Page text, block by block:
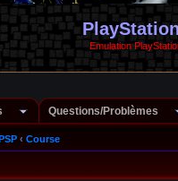
Emulation
Questions/Problèmes
‹ Course